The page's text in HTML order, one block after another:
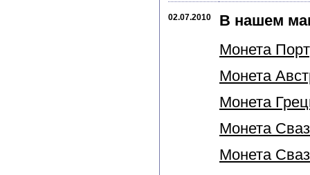
02.07.2010
В нашем
Монета
Монета
Монета
Монета
Монета